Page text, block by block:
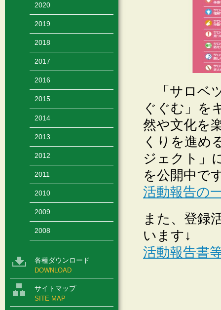
2020
2019
2018
2017
2016
2015
2014
2013
2012
2011
2010
2009
2008
各種ダウンロード
DOWNLOAD
サイトマップ
SITE MAP
「サロベ
ぐぐむ」を
然や文化を
くりを進め
ジェクト」
を公開中で
活動報告の
また、登録
います↓
活動報告書